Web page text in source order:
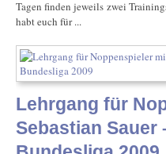
Tagen finden jeweils zwei
habt euch für ...
Lehrgang für
Sebastian Sauer